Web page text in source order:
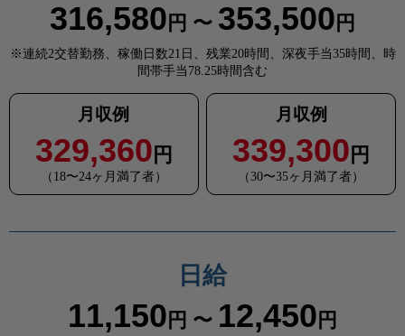
316,580 円 〜 353,500 円
※連続2交替勤務、稼働日数21日、残業20時間、深夜手当35時間、時
間帯手当78.25時間含む
月収例
329,360 円
（18〜24ヶ月満了者）
月収例
339,300 円
（30〜35ヶ月満了者）
日給
11,150 円 〜 12,450 円